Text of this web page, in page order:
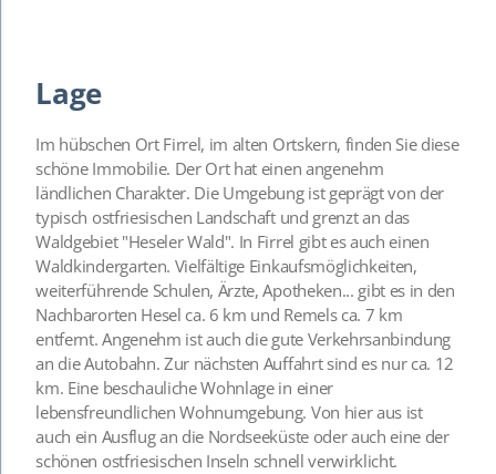
Lage
Im hübschen Ort Firrel, im alten Ortskern, finden Sie diese
schöne Immobilie. Der Ort hat einen angenehm
ländlichen Charakter. Die Umgebung ist geprägt von der
typisch ostfriesischen Landschaft und grenzt an das
Waldgebiet "Heseler Wald". In Firrel gibt es auch einen
Waldkindergarten. Vielfältige Einkaufsmöglichkeiten,
weiterführende Schulen, Ärzte, Apotheken... gibt es in den
Nachbarorten Hesel ca. 6 km und Remels ca. 7 km
entfernt. Angenehm ist auch die gute Verkehrsanbindung
an die Autobahn. Zur nächsten Auffahrt sind es nur ca. 12
km. Eine beschauliche Wohnlage in einer
lebensfreundlichen Wohnumgebung. Von hier aus ist
auch ein Ausflug an die Nordseeküste oder auch eine der
schönen ostfriesischen Inseln schnell verwirklicht.